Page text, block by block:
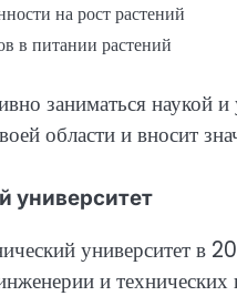
на рост растений
в питании растений
заниматься наукой
области и вносит
университет
университет в
и технических